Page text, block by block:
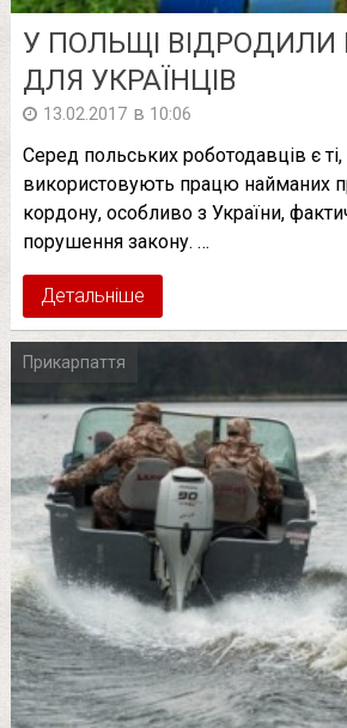
У ПОЛЬЩІ
ДЛЯ УКРАЇНЦІВ
13.02.2017 в 10:06
Серед польських роботодавців є ті,
використовують працю найманих
кордону, особливо з України,
порушення закону. …
Детальніше
Прикарпаття